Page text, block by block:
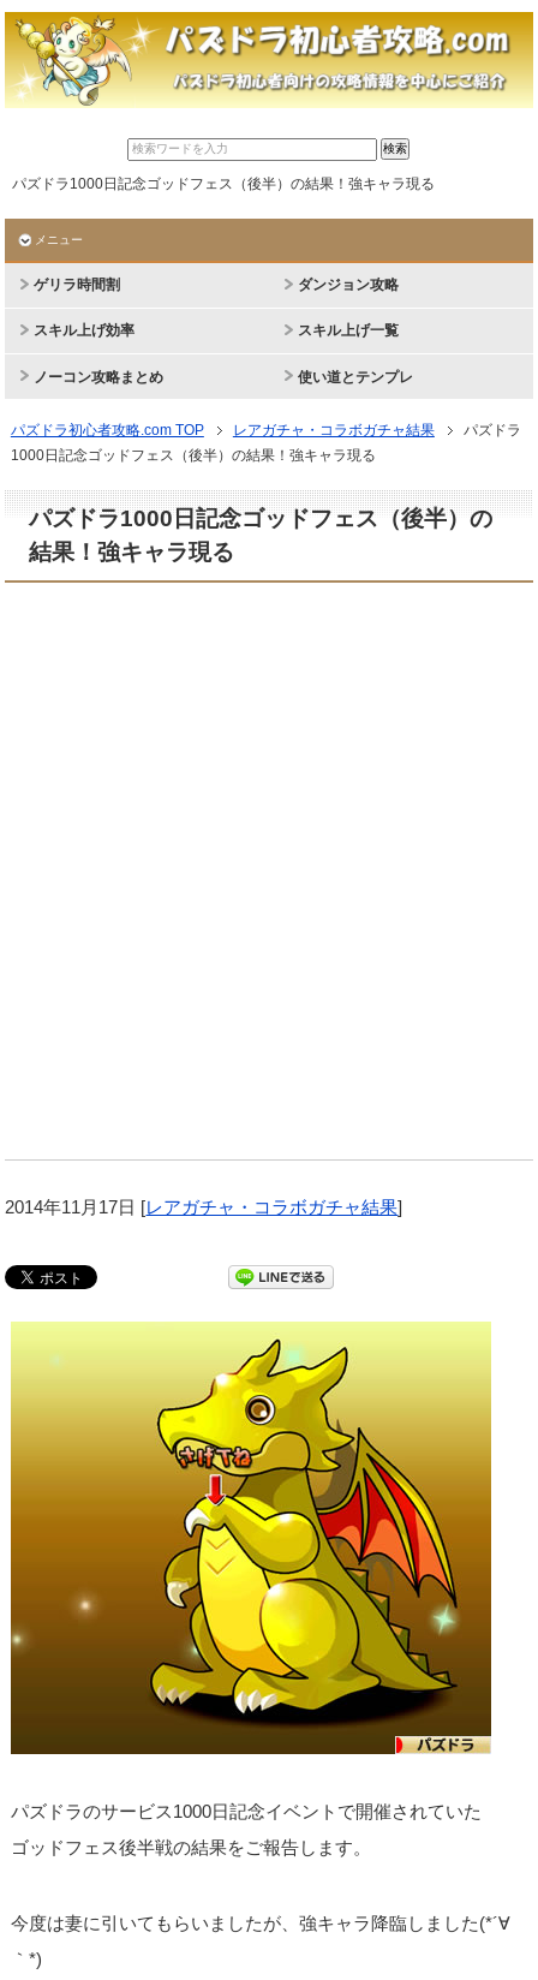
パズドラ1000日記念ゴッドフェス（後半）の結果！強キャラ現る
メニュー
ゲリラ時間割 ダンジョン攻略
スキル上げ効率 スキル上げ一覧
ノーコン攻略まとめ 使い道とテンプレ
パズドラ初心者攻略.com TOP レアガチャ・コラボガチャ結果
パズドラ
1000日記念ゴッドフェス（後半）の結果！強キャラ現る
パズドラ1000日記念ゴッドフェス（後半）の
結果！強キャラ現る
2014年11月17日 [レアガチャ・コラボガチャ結果]
パズドラのサービス1000日記念イベントで開催されていた
ゴッドフェス後半戦の結果をご報告します。
今度は妻に引いてもらいましたが、強キャラ降臨しました(*´∀
｀*)